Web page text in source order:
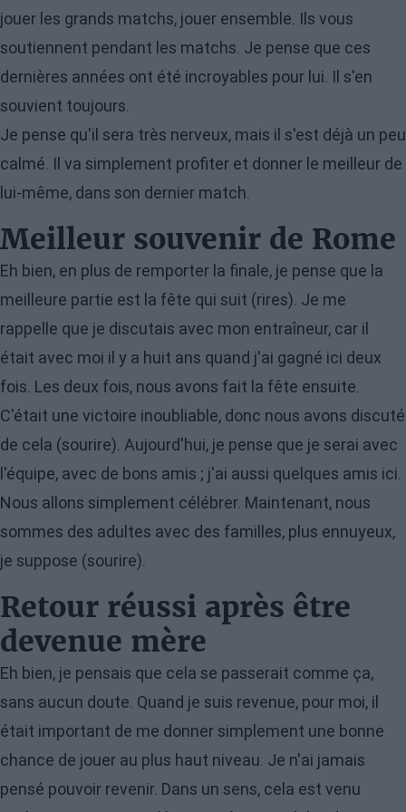
jouer les grands matchs, jouer ensemble. Ils vous
soutiennent pendant les matchs. Je pense que ces
dernières années ont été incroyables pour lui. Il s'en
souvient toujours.
Je pense qu'il sera très nerveux, mais il s'est déjà un peu
calmé. Il va simplement profiter et donner le meilleur de
lui-même, dans son dernier match.
Meilleur souvenir de Rome
Eh bien, en plus de remporter la finale, je pense que la
meilleure partie est la fête qui suit (rires). Je me
rappelle que je discutais avec mon entraîneur, car il
était avec moi il y a huit ans quand j'ai gagné ici deux
fois. Les deux fois, nous avons fait la fête ensuite.
C'était une victoire inoubliable, donc nous avons discuté
de cela (sourire). Aujourd'hui, je pense que je serai avec
l'équipe, avec de bons amis ; j'ai aussi quelques amis ici.
Nous allons simplement célébrer. Maintenant, nous
sommes des adultes avec des familles, plus ennuyeux,
je suppose (sourire).
Retour réussi après être
devenue mère
Eh bien, je pensais que cela se passerait comme ça,
sans aucun doute. Quand je suis revenue, pour moi, il
était important de me donner simplement une bonne
chance de jouer au plus haut niveau. Je n'ai jamais
pensé pouvoir revenir. Dans un sens, cela est venu